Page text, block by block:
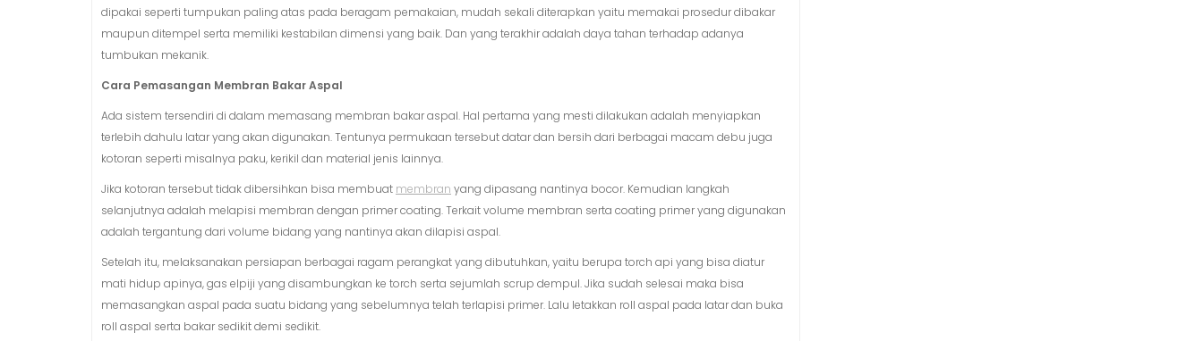
dipakai seperti tumpukan paling atas pada beragam pemakaian, mudah sekali diterapkan yaitu memakai prosedur dibakar
maupun ditempel serta memiliki kestabilan dimensi yang baik. Dan yang terakhir adalah daya tahan terhadap adanya
tumbukan mekanik.
Cara Pemasangan Membran Bakar Aspal
Ada sistem tersendiri di dalam memasang membran bakar aspal. Hal pertama yang mesti dilakukan adalah menyiapkan
terlebih dahulu latar yang akan digunakan. Tentunya permukaan tersebut datar dan bersih dari berbagai macam debu juga
kotoran seperti misalnya paku, kerikil dan material jenis lainnya.
Jika kotoran tersebut tidak dibersihkan bisa membuat membran yang dipasang nantinya bocor. Kemudian langkah
selanjutnya adalah melapisi membran dengan primer coating. Terkait volume membran serta coating primer yang digunakan
adalah tergantung dari volume bidang yang nantinya akan dilapisi aspal.
Setelah itu, melaksanakan persiapan berbagai ragam perangkat yang dibutuhkan, yaitu berupa torch api yang bisa diatur
mati hidup apinya, gas elpiji yang disambungkan ke torch serta sejumlah scrup dempul. Jika sudah selesai maka bisa
memasangkan aspal pada suatu bidang yang sebelumnya telah terlapisi primer. Lalu letakkan roll aspal pada latar dan buka
roll aspal serta bakar sedikit demi sedikit.